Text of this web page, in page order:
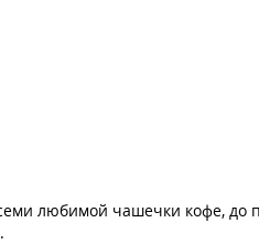
любимой чашечки кофе, до